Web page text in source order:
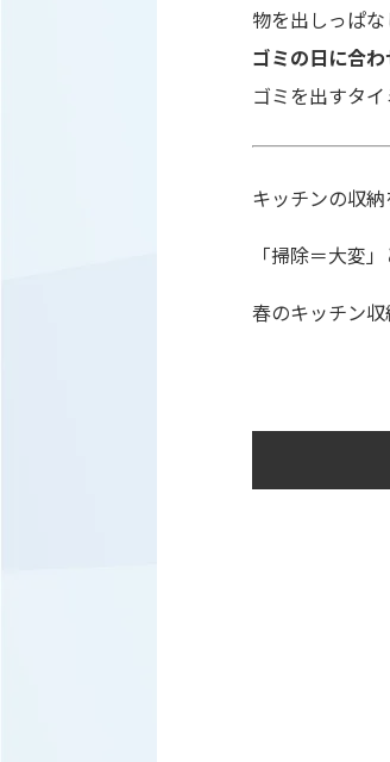
物を出しっぱな
ゴミの日に合
ゴミを出すタ
キッチンの収
「掃除＝大変
春のキッチン